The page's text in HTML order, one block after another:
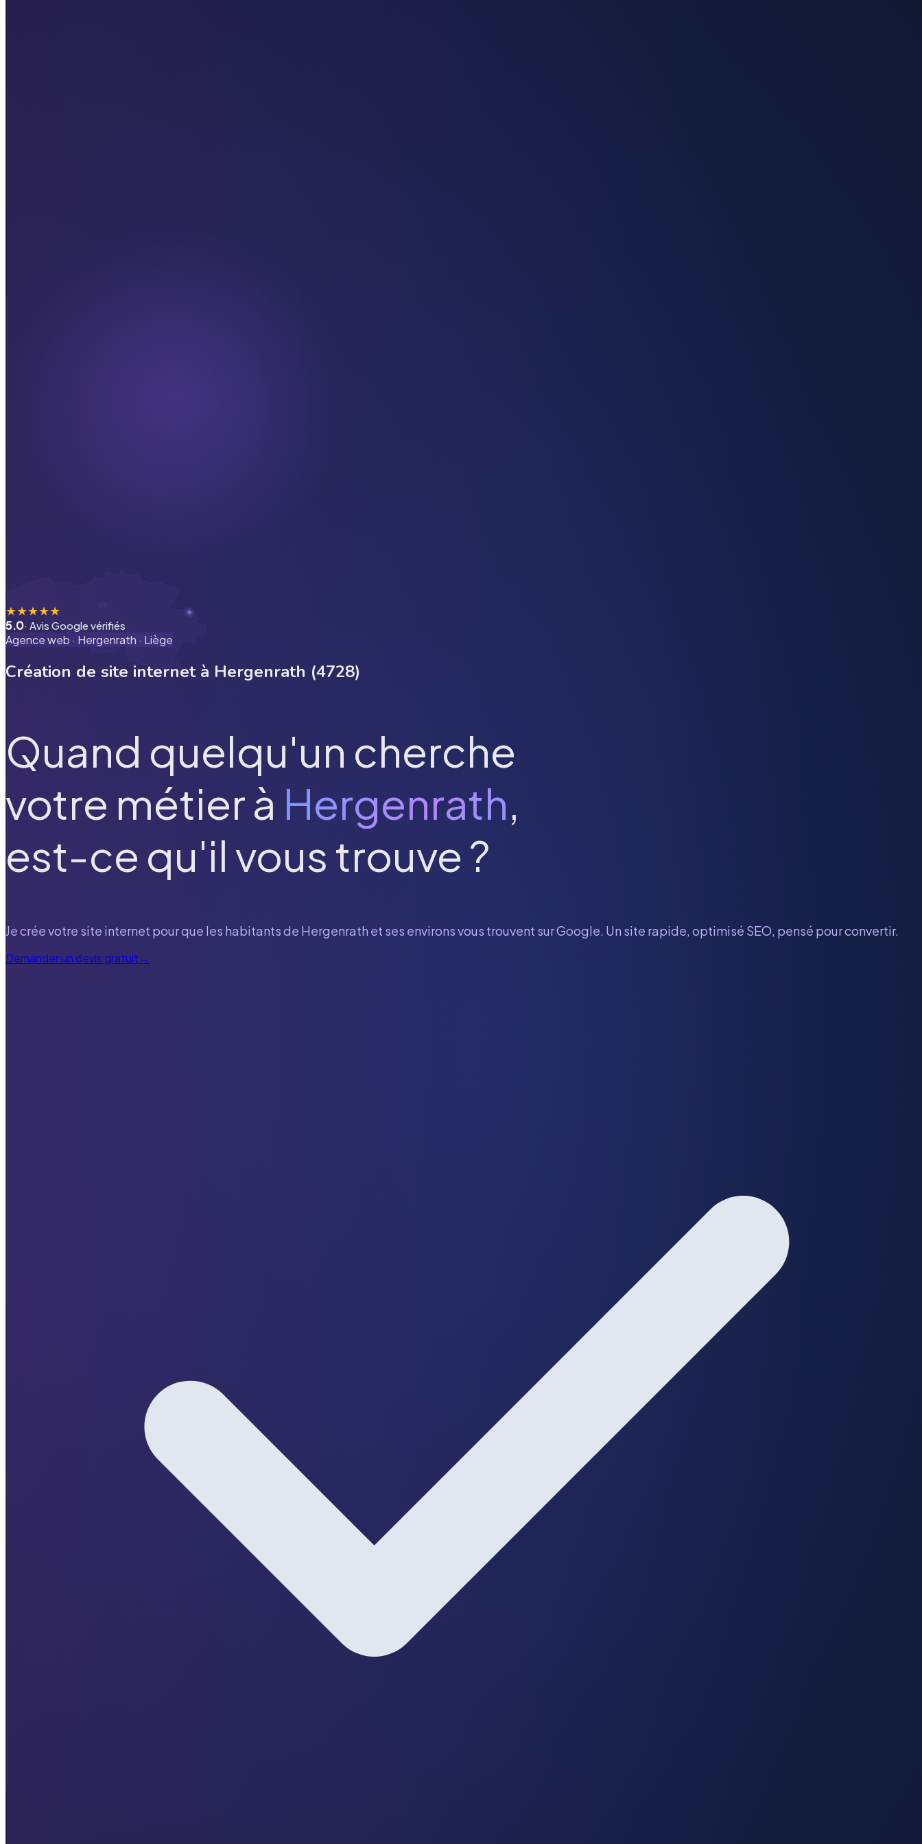
★★★★★
5.0· Avis Google vérifiés
Agence web · Hergenrath · Liège
Création de site internet à Hergenrath (4728)
Quand quelqu'un cherche
votre métier à Hergenrath,
est-ce qu'il vous trouve ?
Je crée votre site internet pour que les habitants de Hergenrath et ses environs vous trouvent sur Google. Un site rapide, optimisé SEO, pensé pour convertir.
Demander un devis gratuit→